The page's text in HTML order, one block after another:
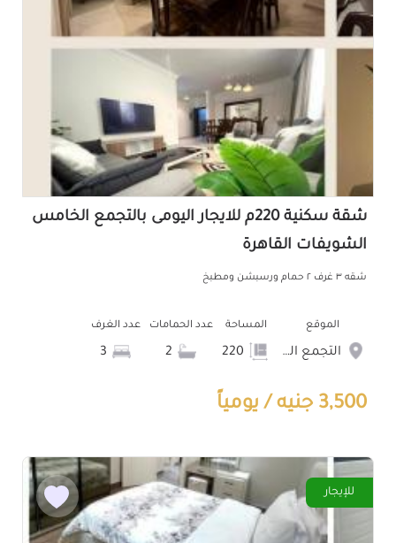
شقة سكنية 220م للايجار اليومى بالتجمع الخامس
الشويفات القاهرة
شقه ٣ غرف ٢ حمام ورسبشن ومطبخ
الموقع
التجمع الخامس الشويفات
المساحة عدد الحمامات عدد الغرف
3,500 جنيه / يومياً
للإيجار